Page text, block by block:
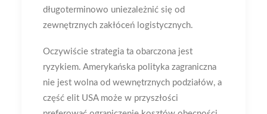
długoterminowo uniezależnić się od
zewnętrznych zakłóceń logistycznych.
Oczywiście strategia ta obarczona jest
ryzykiem. Amerykańska polityka zagraniczna
nie jest wolna od wewnętrznych podziałów, a
część elit USA może w przyszłości